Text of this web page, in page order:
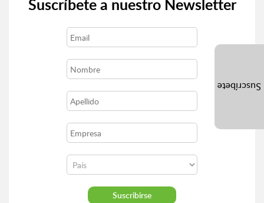
Suscríbete a nuestro Newsletter
Suscríbete